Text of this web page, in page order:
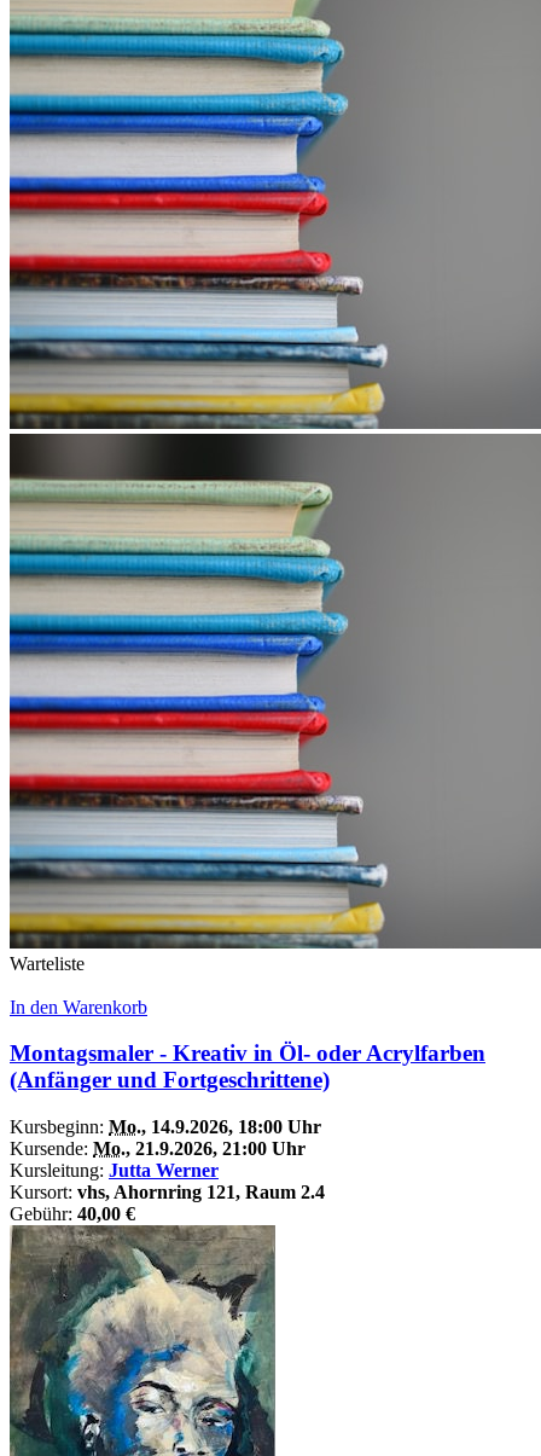
Warteliste
In den Warenkorb
Montagsmaler - Kreativ in Öl- oder Acrylfarben
(Anfänger und Fortgeschrittene)
Kursbeginn: Mo., 14.9.2026, 18:00 Uhr
Kursende: Mo., 21.9.2026, 21:00 Uhr
Kursleitung: Jutta Werner
Kursort: vhs, Ahornring 121, Raum 2.4
Gebühr: 40,00 €